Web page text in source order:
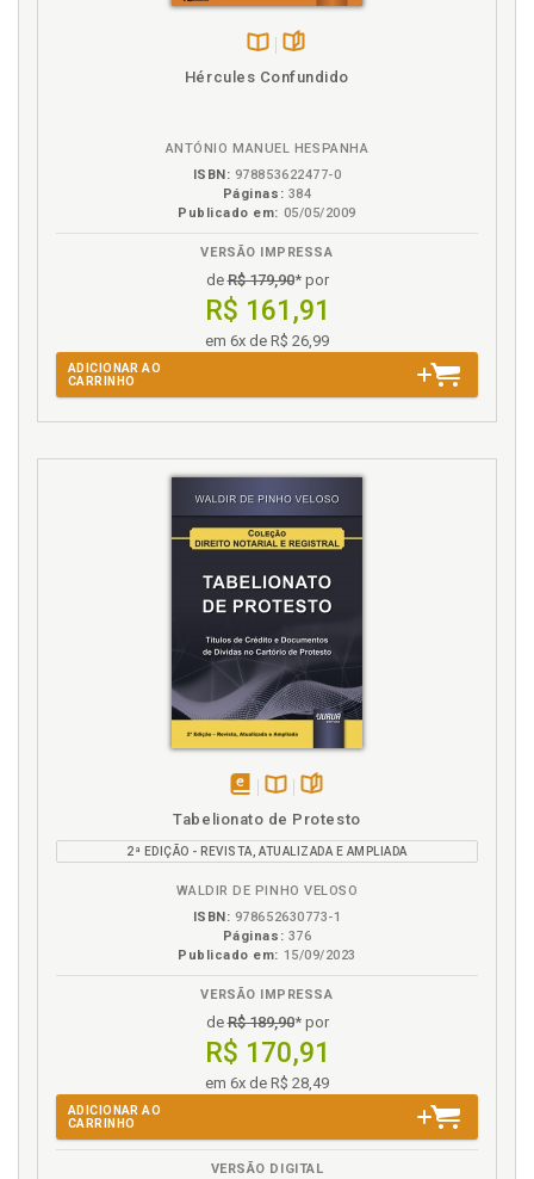
Disponível
páginas
Hércules Confundido
ANTÓNIO MANUEL HESPANHA
ISBN: 978853622477-0
Páginas: 384
Publicado em: 05/05/2009
VERSÃO IMPRESSA
deR$ 179,90* por
R$ 161,91
em 6x de R$ 26,99
ADICIONAR AO
CARRINHO
disponível
eBook
Disponível
B.V.
Tabelionato de Protesto
2ª EDIÇÃO - REVISTA, ATUALIZADA E AMPLIADA
WALDIR DE PINHO VELOSO
ISBN: 978652630773-1
Páginas: 376
Publicado em: 15/09/2023
VERSÃO IMPRESSA
deR$ 189,90* por
R$ 170,91
em 6x de R$ 28,49
ADICIONAR AO
CARRINHO
VERSÃO DIGITAL